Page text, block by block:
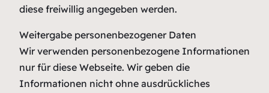
diese freiwillig angegeben werden.
Weitergabe personenbezogener Daten
Wir verwenden personenbezogene Informationen
nur für diese Webseite. Wir geben die
Informationen nicht ohne ausdrückliches